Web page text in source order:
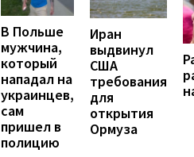
В Польше
мужчина,
который
нападал на
украинцев,
сам
пришел в
полицию
Иран
выдвинул
США
требования
для
открытия
Ормуза